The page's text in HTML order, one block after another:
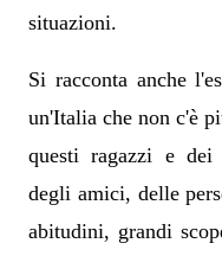
situazioni.
Si racconta anche
un'Italia che non c'è
questi ragazzi e dei
degli amici, delle
abitudini, grandi